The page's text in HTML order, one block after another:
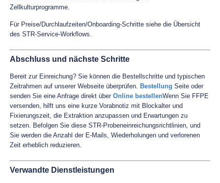
Zellkulturprogramme.
Für Preise/Durchlaufzeiten/Onboarding-Schritte siehe die Übersicht
des STR-Service-Workflows.
Abschluss und nächste Schritte
Bereit zur Einreichung? Sie können die Bestellschritte und typischen
Zeitrahmen auf unserer Webseite überprüfen. Bestellung Seite oder
senden Sie eine Anfrage direkt über Online bestellenWenn Sie FFPE
versenden, hilft uns eine kurze Vorabnotiz mit Blockalter und
Fixierungszeit, die Extraktion anzupassen und Erwartungen zu
setzen. Befolgen Sie diese STR-Probeneinreichungsrichtlinien, und
Sie werden die Anzahl der E-Mails, Wiederholungen und verlorenen
Zeit erheblich reduzieren.
Verwandte Dienstleistungen